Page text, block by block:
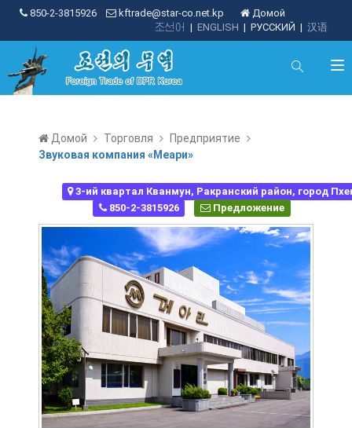
850-2-3815926 kftrade@star-co.net.kp
Домой
| 汉语
| РУССКИЙ
| ENGLISH
조선어
Домой Торговля
Предприятие
Звуковая компания «Меари»
3-ий квартал Кванмун, Ракранский район, город
850-2-3815926
Предложение